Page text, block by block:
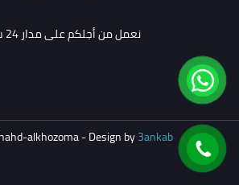
نعمل من أجلكم على مدار 24 ساعة
alkhozoma - Design by3ankab